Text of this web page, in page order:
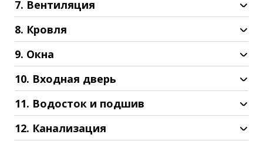
7. Вентиляция
8. Кровля
9. Окна
10. Входная дверь
11. Водосток и подшив
12. Канализация